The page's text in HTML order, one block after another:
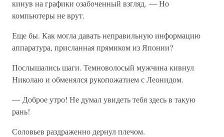
кинув на графики озабоченный взгляд. — Но
компьютеры не врут.
Еще бы. Как могла давать неправильную информацию
аппаратура, присланная прямиком из Японии?
Послышались шаги. Темноволосый мужчина кивнул
Николаю и обменялся рукопожатием с Леонидом.
— Доброе утро! Не думал увидеть тебя здесь в такую
рань!
Соловьев раздраженно дернул плечом.